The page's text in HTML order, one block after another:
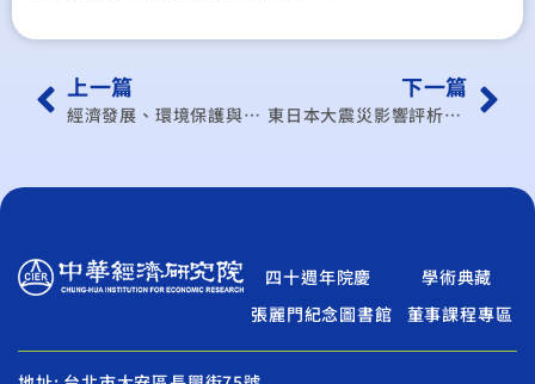
上一篇
經濟發展、環境保護與民主參與─我國環境影響評估的功能與挑戰
下一篇
東日本大震災影響評析報告
四十週年院慶
學術典藏
張麗門紀念圖書館
董事課程專區